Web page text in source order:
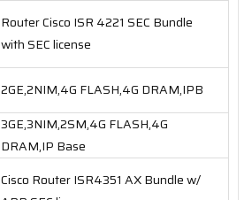
Router Cisco ISR 4221 SEC Bundle
with SEC license
2GE,2NIM,4G FLASH,4G DRAM,IPB
3GE,3NIM,2SM,4G FLASH,4G
DRAM,IP Base
Cisco Router ISR4351 AX Bundle w/